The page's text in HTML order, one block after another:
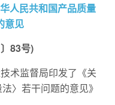
人民共和国产品质量
意见
83号)
术监督局印发了《关
〉若干问题的意见》